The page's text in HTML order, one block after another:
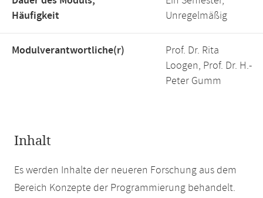
Häufigkeit
Unregelmäßig
Modulverantwortliche(r)
Prof. Dr. Rita
Loogen, Prof. Dr. H.-
Peter Gumm
Inhalt
Es werden Inhalte der neueren Forschung aus dem
Bereich Konzepte der Programmierung behandelt.